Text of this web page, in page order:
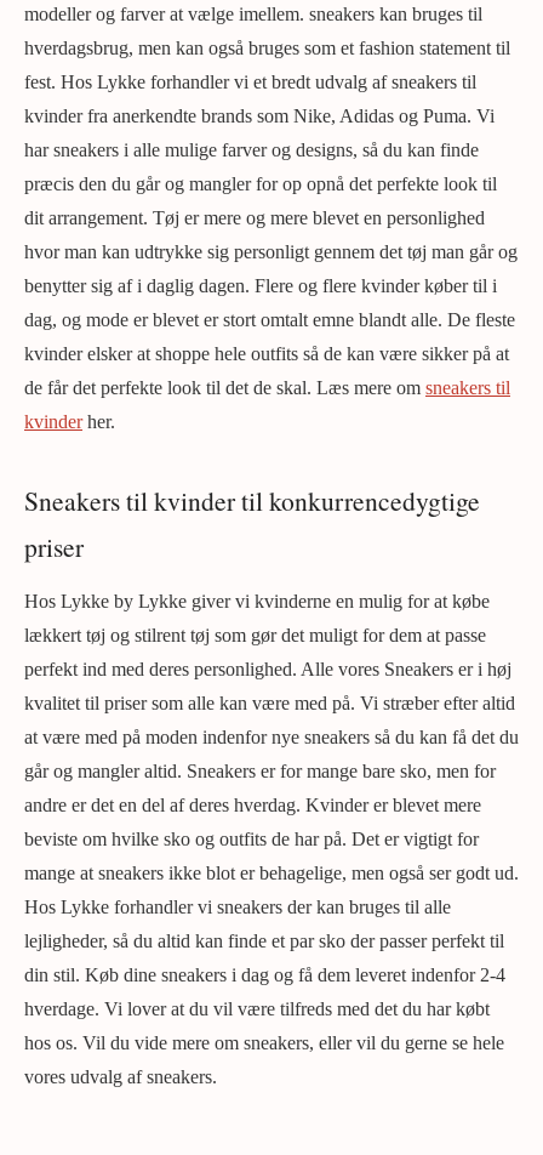
modeller og farver at vælge imellem. sneakers kan bruges til
hverdagsbrug, men kan også bruges som et fashion statement til
fest. Hos Lykke forhandler vi et bredt udvalg af sneakers til
kvinder fra anerkendte brands som Nike, Adidas og Puma. Vi
har sneakers i alle mulige farver og designs, så du kan finde
præcis den du går og mangler for op opnå det perfekte look til
dit arrangement. Tøj er mere og mere blevet en personlighed
hvor man kan udtrykke sig personligt gennem det tøj man går og
benytter sig af i daglig dagen. Flere og flere kvinder køber til i
dag, og mode er blevet er stort omtalt emne blandt alle. De fleste
kvinder elsker at shoppe hele outfits så de kan være sikker på at
de får det perfekte look til det de skal. Læs mere om sneakers til
kvinderher.
Sneakers til kvinder til konkurrencedygtige
priser
Hos Lykke by Lykke giver vi kvinderne en mulig for at købe
lækkert tøj og stilrent tøj som gør det muligt for dem at passe
perfekt ind med deres personlighed. Alle vores Sneakers er i høj
kvalitet til priser som alle kan være med på. Vi stræber efter altid
at være med på moden indenfor nye sneakers så du kan få det du
går og mangler altid. Sneakers er for mange bare sko, men for
andre er det en del af deres hverdag. Kvinder er blevet mere
beviste om hvilke sko og outfits de har på. Det er vigtigt for
mange at sneakers ikke blot er behagelige, men også ser godt ud.
Hos Lykke forhandler vi sneakers der kan bruges til alle
lejligheder, så du altid kan finde et par sko der passer perfekt til
din stil. Køb dine sneakers i dag og få dem leveret indenfor 2-4
hverdage. Vi lover at du vil være tilfreds med det du har købt
hos os. Vil du vide mere om sneakers, eller vil du gerne se hele
vores udvalg af sneakers.